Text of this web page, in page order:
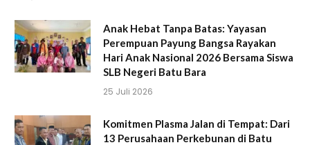
Anak Hebat Tanpa Batas: Yayasan
Perempuan Payung Bangsa Rayakan
Hari Anak Nasional 2026 Bersama Siswa
SLB Negeri Batu Bara
25 Juli 2026
Komitmen Plasma Jalan di Tempat: Dari
13 Perusahaan Perkebunan di Batu